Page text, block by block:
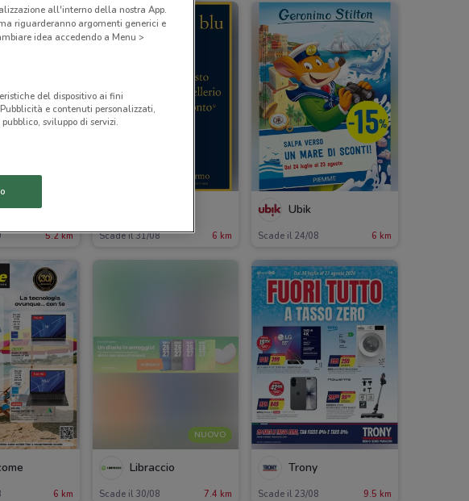
5.2 km Scade il 31/08 6 km
Ubik
Scade il 24/08 6 km
6 km
NUOVO
Libraccio
Scade il 30/08 7.4 km
Trony
Scade il 23/08 9.5 km
all'interno della nostra App.
riguarderanno argomenti generici e
idea accedendo a Menu >
del dispositivo ai fini
e contenuti personalizzati,
sviluppo di servizi.